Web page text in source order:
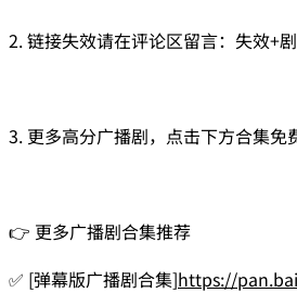
2. 链接失效请在评论区留言：失效+
3. 更多高分广播剧，点击下方合集免
👉 更多广播剧合集推荐
✅ [弹幕版广播剧合集]https://